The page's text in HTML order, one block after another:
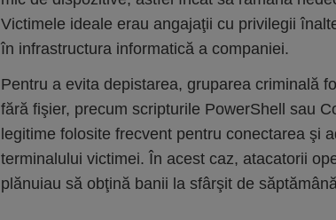
Victimele ideale erau angajaţii cu privilegii
în infrastructura informatică a companiei.
Pentru a evita depistarea, gruparea criminală
fără fişier, precum scripturile PowerShell sau
legitime folosite frecvent pentru conectarea şi
terminalului victimei. În acest caz, atacatorii
plănuiau să obţină banii la sfârşit de